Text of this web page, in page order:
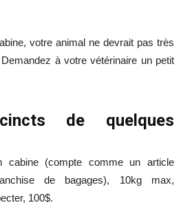
votre animal ne devrait pas très
à votre vétérinaire un petit
de quelques
cabine (compte comme un article
de bagages), 10kg max,
100$.